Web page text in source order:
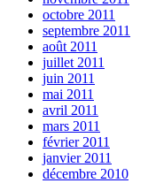
octobre 2011
septembre 2011
août 2011
juillet 2011
juin 2011
mai 2011
avril 2011
mars 2011
février 2011
janvier 2011
décembre 2010